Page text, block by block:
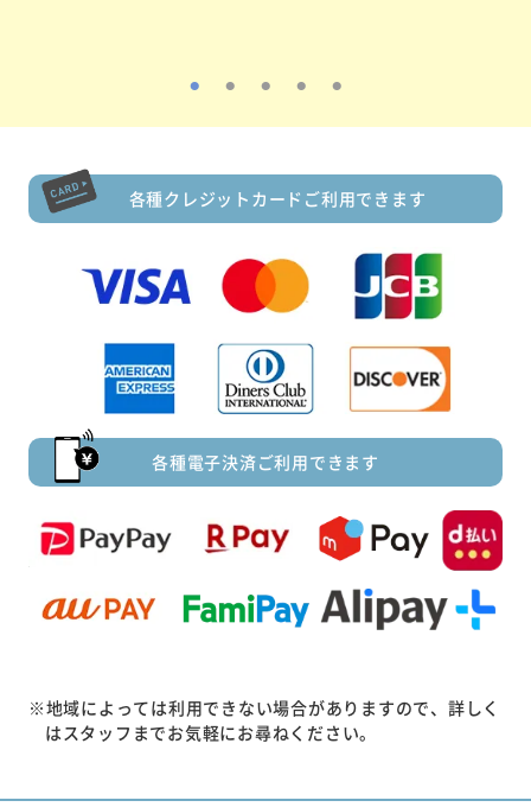
各種クレジットカードご利用できます
各種電子決済ご利用できます
※地域によっては利用できない場合がありますので、詳しく
はスタッフまでお気軽にお尋ねください。